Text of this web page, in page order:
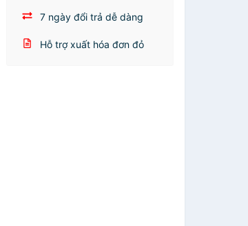
7 ngày đổi trả dễ dàng
Hỗ trợ xuất hóa đơn đỏ